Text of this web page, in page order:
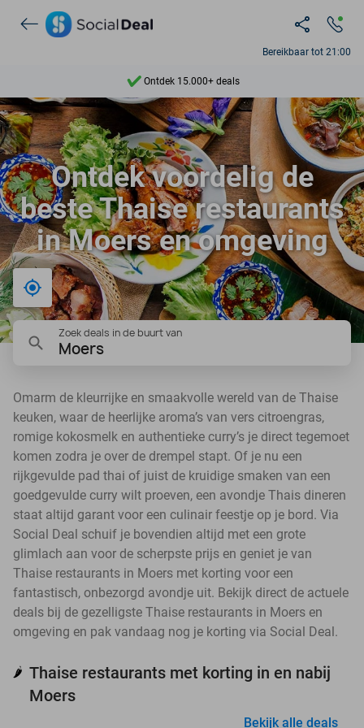
Bereikbaar tot 21:00
Ontdek 15.000+ deals
7 dagen per week beschikbaar
10+ miljoen leden
9,4
Ontdek 15.000+ deals
Ontdek voordelig de
beste Thaise restaurants
in Moers en omgeving
Bij mij in de buurt
Zoek deals in de buurt van
Moers
Omarm de kleurrijke en smaakvolle wereld van de Thaise
keuken, waar de heerlijke aroma’s van vers citroengras,
romige kokosmelk en authentieke curry’s je direct tegemoet
komen zodra je over de drempel stapt. Of je nu een
rijkgevulde pad thai of juist de kruidige smaken van een
goedgevulde curry wilt proeven, een avondje Thais dineren
staat altijd garant voor een culinair feestje op je bord. Via
Social Deal schuif je bovendien altijd met een grote
glimlach aan voor de scherpste prijs en geniet je van
Thaise restaurants in Moers met korting voor een
fantastisch, onbezorgd avondje uit. Bekijk direct de actuele
deals bij de gezelligste Thaise restaurants in Moers en
omgeving en pak vandaag nog je korting via Social Deal.
🌶️ Thaise restaurants met korting in en nabij
Moers
Bekijk alle deals